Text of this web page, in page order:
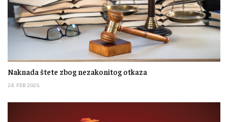
Naknada štete zbog nezakonitog otkaza
24. FEB 2025.